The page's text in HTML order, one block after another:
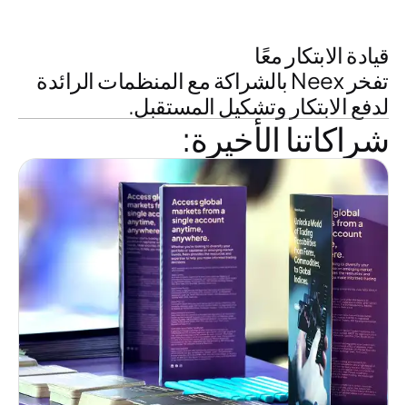
قيادة الابتكار معًا
تفخر Neex بالشراكة مع المنظمات الرائدة
لدفع الابتكار وتشكيل المستقبل.
شراكاتنا الأخيرة: